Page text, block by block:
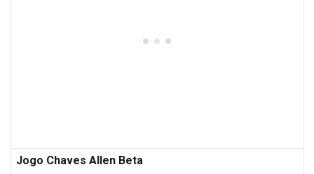
Jogo Chaves Allen Beta